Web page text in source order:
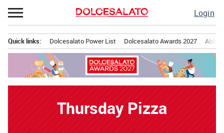
Passa
al
Login
principale
Quick links: Dolcesalato Power List Dolcesalato Awards 2027
Thursday Pizza